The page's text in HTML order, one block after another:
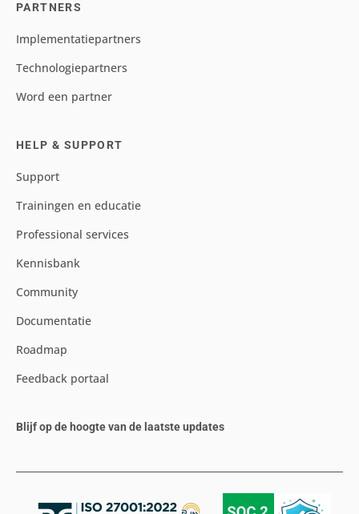
PARTNERS
Implementatiepartners
Technologiepartners
Word een partner
HELP & SUPPORT
Support
Trainingen en educatie
Professional services
Kennisbank
Community
Documentatie
Roadmap
Feedback portaal
Blijf op de hoogte van de laatste updates